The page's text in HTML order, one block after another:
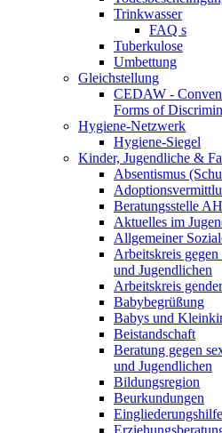
Trinkwasser
FAQ s
Tuberkulose
Umbettung
Gleichstellung
CEDAW -
Forms of
Hygiene-Netzwerk
Hygiene-Siegel
Kinder, Jugendliche &
Absentismus
Beratungsstelle
Aktuelles im
Allgemeiner
Arbeitskreis
und Jugendlichen
Arbeitskreis
Babybegrüßung
Babys und
Beistandschaft
Beratung gegen
und Jugendlichen
Bildungsregion
Beurkundungen